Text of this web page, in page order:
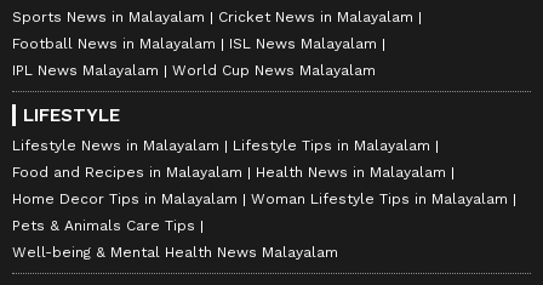
Sports News in Malayalam
Cricket News in Malayalam
Football News in Malayalam
ISL News Malayalam
IPL News Malayalam
World Cup News Malayalam
LIFESTYLE
Lifestyle News in Malayalam
Lifestyle Tips in Malayalam
Food and Recipes in Malayalam
Health News in Malayalam
Home Decor Tips in Malayalam
Woman Lifestyle Tips in Malayalam
Pets & Animals Care Tips
Well-being & Mental Health News Malayalam